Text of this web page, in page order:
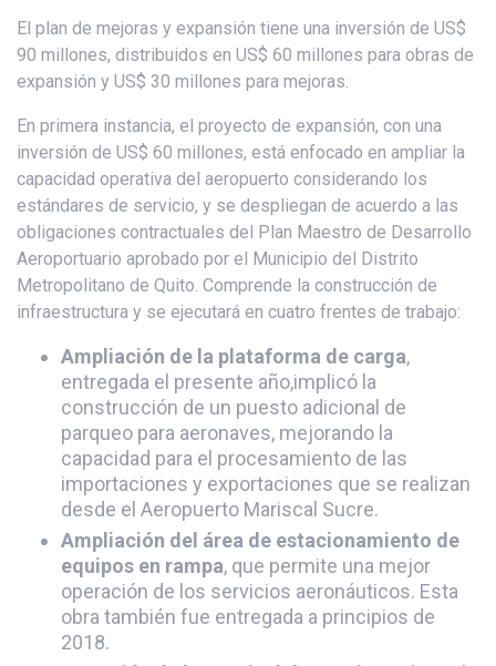
El plan de mejoras y expansión tiene una inversión de US$
90 millones, distribuidos en US$ 60 millones para obras de
expansión y US$ 30 millones para mejoras.
En primera instancia, el proyecto de expansión, con una
inversión de US$ 60 millones, está enfocado en ampliar la
capacidad operativa del aeropuerto considerando los
estándares de servicio, y se despliegan de acuerdo a las
obligaciones contractuales del Plan Maestro de Desarrollo
Aeroportuario aprobado por el Municipio del Distrito
Metropolitano de Quito. Comprende la construcción de
infraestructura y se ejecutará en cuatro frentes de trabajo:
Ampliación de la plataforma de carga,
entregada el presente año,implicó la
construcción de un puesto adicional de
parqueo para aeronaves, mejorando la
capacidad para el procesamiento de las
importaciones y exportaciones que se realizan
desde el Aeropuerto Mariscal Sucre.
Ampliación del área de estacionamiento de
equipos en rampa, que permite una mejor
operación de los servicios aeronáuticos. Esta
obra también fue entregada a principios de
2018.